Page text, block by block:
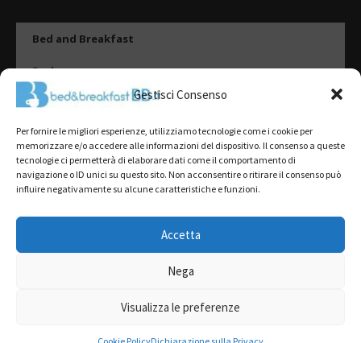
Gestisci Consenso
Per fornire le migliori esperienze, utilizziamo tecnologie come i cookie per
memorizzare e/o accedere alle informazioni del dispositivo. Il consenso a queste
tecnologie ci permetterà di elaborare dati come il comportamento di
navigazione o ID unici su questo sito. Non acconsentire o ritirare il consenso può
influire negativamente su alcune caratteristiche e funzioni.
Accetta
Nega
Visualizza le preferenze
Bed and Breakfast
Esplora
Tipologie di alloggio
Destinazioni
Il mio account
2022@ All Rights Reserved | Tutti i contenuti ed i diritti sono riservati, è
L’accesso o l’utilizzo di questo sito è subordinato all’accettazione dei